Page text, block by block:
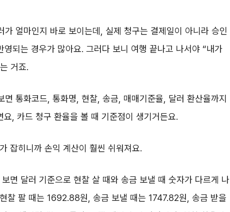
가 얼마인지 바로 보이는데, 실제 청구는 결제일이 아니라 승인
되는 경우가 많아요. 그러다 보니 여행 끝나고 나서야 “내가
거죠.
면 통화코드, 통화명, 현찰, 송금, 매매기준율, 달러 환산율까지
, 카드 청구 환율을 볼 때 기준점이 생기거든요.
잡히니까 손익 계산이 훨씬 쉬워져요.
면 달러 기준으로 현찰 살 때와 송금 보낼 때 숫자가 다르게 나
찰 팔 때는 1692.88원, 송금 보낼 때는 1747.82원, 송금 받을